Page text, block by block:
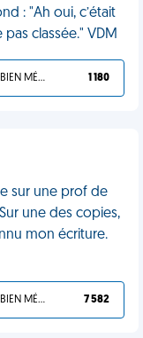
: "Ah oui, c’était
classée." VDM
TU L'AS BIEN MÉRITÉ 1 180
sur une prof de
une des copies,
mon écriture.
TU L'AS BIEN MÉRITÉ 7 582